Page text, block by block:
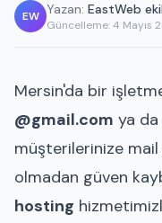
EW Yazan: EastWeb
Güncelleme:4 Mayıs
Mersin'da bir
@gmail.com ya da
müşterilerinize mail
olmadan güven
hosting